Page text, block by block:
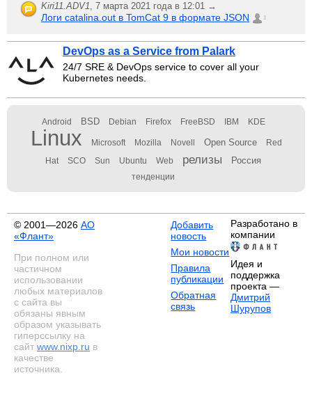
Kiri11.ADV1, 7 марта 2021 года в 12:01 →
Логи catalina.out в TomCat 9 в формате JSON 1
DevOps as a Service from Palark
24/7 SRE & DevOps service to cover all your
Kubernetes needs.
Android BSD Debian Firefox FreeBSD IBM KDE
Linux Microsoft Mozilla Novell Open Source Red
Hat SCO Sun Ubuntu Web релизы Россия
тенденции
© 2001—2026 АО
«Флант»
При полном или
частичном
использовании
любых материалов
с сайта вы
обязаны явным
образом указывать
гиперссылку на
сайт www.nixp.ru в
качестве
источника.
Добавить
новость
Мои новости
Правила
публикации
Обратная
связь
Разработано в
компании
Идея и
поддержка
проекта —
Дмитрий
Шурупов